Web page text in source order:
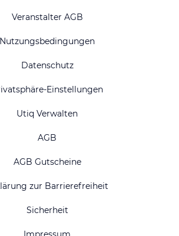
Veranstalter AGB
Nutzungsbedingungen
Datenschutz
Einstellungen
Utiq Verwalten
AGB
AGB Gutscheine
zur Barrierefreiheit
Sicherheit